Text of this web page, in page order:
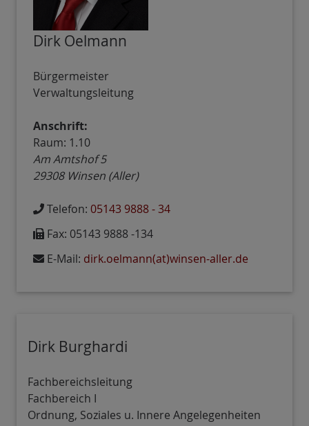
Dirk Oelmann
Bürgermeister
Verwaltungsleitung
Anschrift:
Raum: 1.10
Am Amtshof 5
29308 Winsen (Aller)
Telefon: 05143 9888 - 34
Fax: 05143 9888 -134
E-Mail: dirk.oelmann(at)winsen-aller.de
Dirk Burghardi
Fachbereichsleitung
Fachbereich I
Ordnung, Soziales u. Innere Angelegenheiten